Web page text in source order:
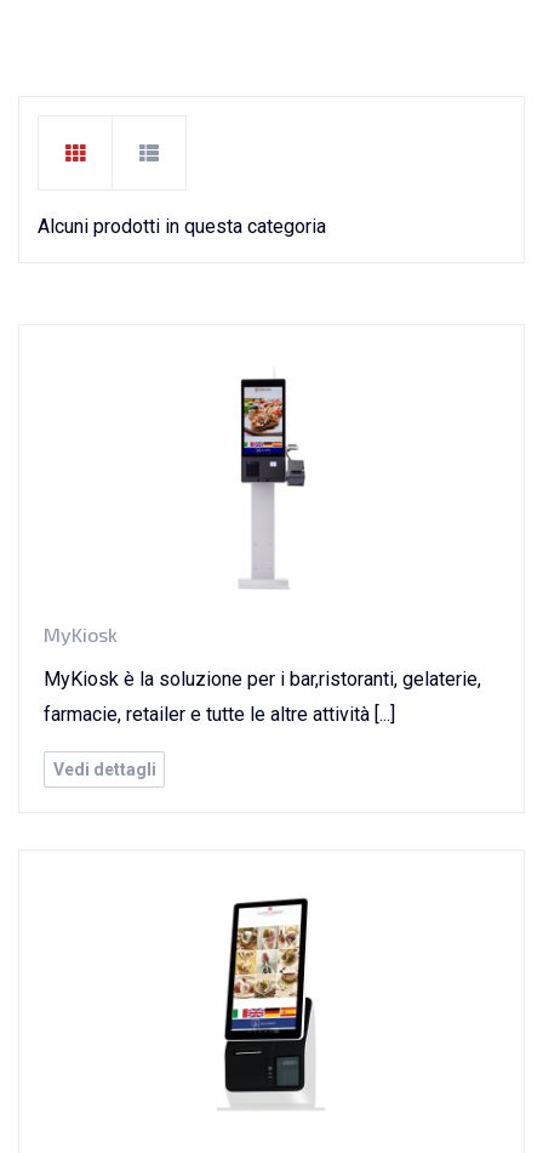
Alcuni prodotti in questa categoria
MyKiosk
MyKiosk è la soluzione per i bar,ristoranti, gelaterie,
farmacie, retailer e tutte le altre attività [...]
Vedi dettagli